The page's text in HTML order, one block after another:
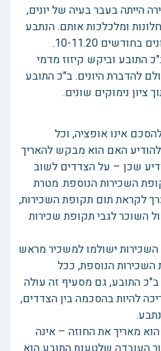
הייתה בעבר בעיה של יונים,
ומלכלכות אותם. הנתבע
שילם 8,833 ₪ על הרחקת היונים בחודשים 10-11.20.
ב"כ התובע וביקש קיזוז מדמי
להדברת היונים. ב"כ התובע
נימוקים שונים.
ב"כ התובע, סעיף 6.3 להסכם אינו אופציה, וכל
האם הוא מבקש להאריך
שכן – על הצדדים לשוב
השכירות הנוספת. מטרת
לקראת תום תקופת השכירות,
השוכר לגבי תקופת שכירות
"דמי השכירות ישולמו למשכיר מראש
השכירות הנוספת, ככל
התובע, גם מסעיף זה עולה
להיות בהסכמה בין הצדדים,
מאריך את החוזה – אינה